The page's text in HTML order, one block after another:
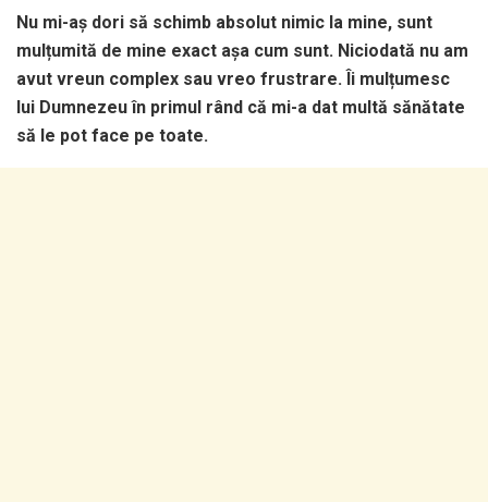
Nu mi-aș dori să schimb absolut nimic la mine, sunt
mulțumită de mine exact așa cum sunt. Niciodată nu am
avut vreun complex sau vreo frustrare. Îi mulțumesc
lui Dumnezeu în primul rând că mi-a dat multă sănătate
să le pot face pe toate.